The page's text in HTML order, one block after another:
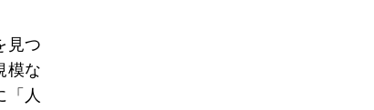
見つ
模な
「人